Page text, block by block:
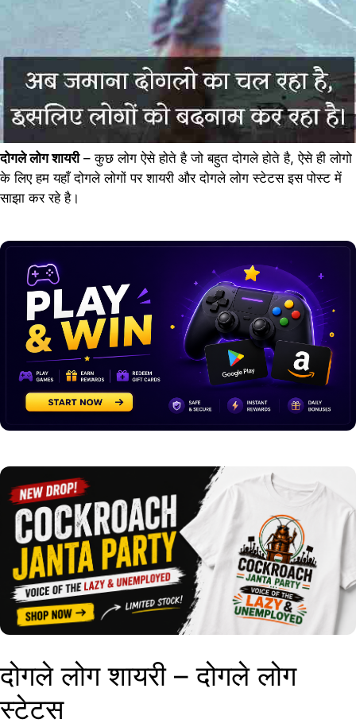
दोगले लोग शायरी– कुछ लोग ऐसे होते है जो बहुत दोगले होते है, ऐसे ही लोगो
के लिए हम यहाँ दोगले लोगों पर शायरी और दोगले लोग स्टेटस इस पोस्ट में
साझा कर रहे है।
दोगले लोग शायरी – दोगले लोग
स्टेटस